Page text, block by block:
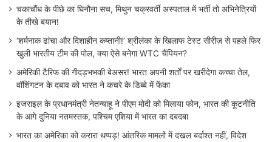
चकाचौंध के पीछे का घिनौना सच, मिथुन चक्रवर्ती अस्पताल में भर्ती तो अभिनेत्रियों
के तीखे बयान!
‘शर्मनाक ढांचा और दिशाहीन कप्तानी!’ श्रीलंका के खिलाफ टेस्ट सीरीज़ से पहले फिर
खुली भारतीय टीम की पोल, क्या ऐसे बनेगा WTC चैंपियन?
अमेरिकी टैरिफ की गीदड़भभकी बेअसर! भारत अपनी शर्तों पर खरीदेगा कच्चा तेल,
वॉशिंगटन के दबाव को भारत ने कचरे के डिब्बे में फेंका
इजराइल के प्रधानमंत्री नेतन्याहू ने पीएम मोदी को मिलाया फोन, भारत की कूटनीति
के आगे दुनिया नतमस्तक, पश्चिम एशिया में भारत का दबदबा
भारत का अमेरिका को करारा थप्पड़! आंतरिक मामलों में दखल बर्दाश्त नहीं, विदेश